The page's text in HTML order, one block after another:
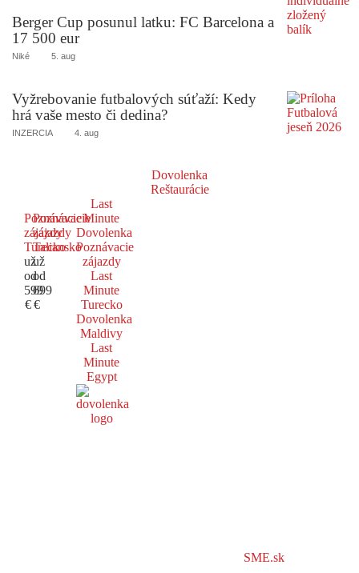
Berger Cup posunul latku: FC Barcelona a
17 500 eur
Niké 5. aug
Vyžrebovanie futbalových súťaží: Kedy
hrá vaše mesto či dedina?
INZERCIA 4. aug
Dovolenka
Reštaurácie
Poznávacie
zájazdy
Turecko
už
od
599
€
Poznávacie
zájazdy
Taliansko
už
od
699
€
Last
Minute
Dovolenka
Poznávacie
zájazdy
Last
Minute
Turecko
Dovolenka
Maldivy
Last
Minute
Egypt
SME.sk